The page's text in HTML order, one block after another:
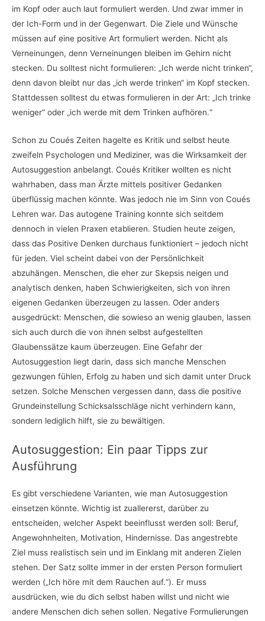
im Kopf oder auch laut formuliert werden. Und zwar immer in
der Ich-Form und in der Gegenwart. Die Ziele und Wünsche
müssen auf eine positive Art formuliert werden. Nicht als
Verneinungen, denn Verneinungen bleiben im Gehirn nicht
stecken. Du solltest nicht formulieren: „Ich werde nicht trinken“,
denn davon bleibt nur das „ich werde trinken“ im Kopf stecken.
Stattdessen solltest du etwas formulieren in der Art: „Ich trinke
weniger“ oder „ich werde mit dem Trinken aufhören.“
Schon zu Coués Zeiten hagelte es Kritik und selbst heute
zweifeln Psychologen und Mediziner, was die Wirksamkeit der
Autosuggestion anbelangt. Coués Kritiker wollten es nicht
wahrhaben, dass man Ärzte mittels positiver Gedanken
überflüssig machen könnte. Was jedoch nie im Sinn von Coués
Lehren war. Das autogene Training konnte sich seitdem
dennoch in vielen Praxen etablieren. Studien heute zeigen,
dass das Positive Denken durchaus funktioniert – jedoch nicht
für jeden. Viel scheint dabei von der Persönlichkeit
abzuhängen. Menschen, die eher zur Skepsis neigen und
analytisch denken, haben Schwierigkeiten, sich von ihren
eigenen Gedanken überzeugen zu lassen. Oder anders
ausgedrückt: Menschen, die sowieso an wenig glauben, lassen
sich auch durch die von ihnen selbst aufgestellten
Glaubenssätze kaum überzeugen. Eine Gefahr der
Autosuggestion liegt darin, dass sich manche Menschen
gezwungen fühlen, Erfolg zu haben und sich damit unter Druck
setzen. Solche Menschen vergessen dann, dass die positive
Grundeinstellung Schicksalsschläge nicht verhindern kann,
sondern lediglich hilft, sie zu bewältigen.
Autosuggestion: Ein paar Tipps zur
Ausführung
Es gibt verschiedene Varianten, wie man Autosuggestion
einsetzen könnte. Wichtig ist zuallererst, darüber zu
entscheiden, welcher Aspekt beeinflusst werden soll: Beruf,
Angewohnheiten, Motivation, Hindernisse. Das angestrebte
Ziel muss realistisch sein und im Einklang mit anderen Zielen
stehen. Der Satz sollte immer in der ersten Person formuliert
werden („Ich höre mit dem Rauchen auf.“). Er muss
ausdrücken, wie du dich selbst haben willst und nicht wie
andere Menschen dich sehen sollen. Negative Formulierungen